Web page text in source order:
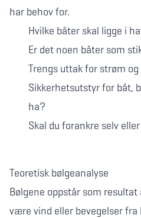
har behov for.
Hvilke båter skal ligge i
Er det noen båter som
Trengs uttak for strøm
Sikkerhetsutstyr for båt,
ha?
Skal du forankre selv
Teoretisk bølgeanalyse
Bølgene oppstår som
være vind eller bevegelser